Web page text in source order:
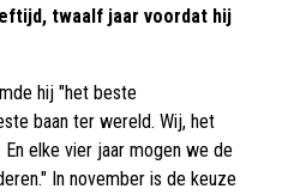
twaalf jaar voordat hij
hij "het beste
baan ter wereld. Wij, het
elke vier jaar mogen we de
In november is de keuze